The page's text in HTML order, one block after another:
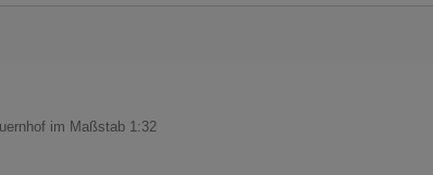
im Maßstab 1:32